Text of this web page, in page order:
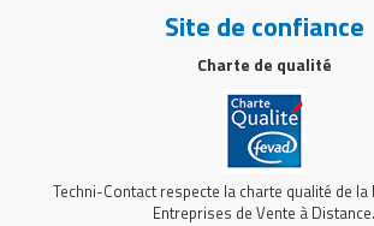
Site de confiance
Charte de qualité
Techni-Contact respecte la charte qualité de
Entreprises de Vente à Distance.